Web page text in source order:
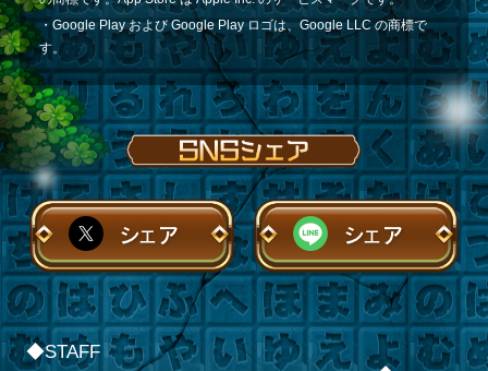
・Google Play および Google Play ロゴは、Google LLC の商標で
す。
シェア シェア
◆STAFF